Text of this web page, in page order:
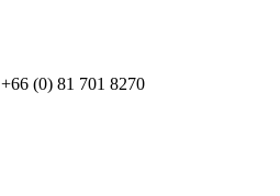
+66 (0) 81 701 8270